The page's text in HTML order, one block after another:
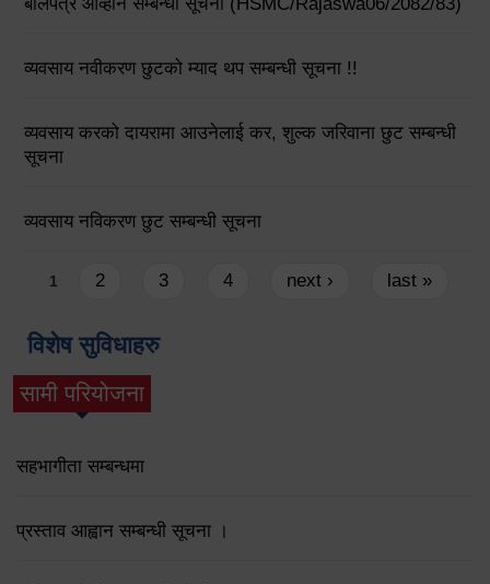
व्यवसाय नवीकरण छुटको म्याद थप सम्बन्धी सूचना !!
व्यवसाय करको दायरामा आउनेलाई कर, शुल्क जरिवाना छुट सम्बन्धी
सूचना
व्यवसाय नविकरण छुट सम्बन्धी सूचना
Pages
1 2 3 4 next › last »
विशेष सुविधाहरु
सामी परियोजना
(active tab)
सहभागीता सम्बन्धमा
प्रस्ताव आह्वान सम्बन्धी सूचना ।